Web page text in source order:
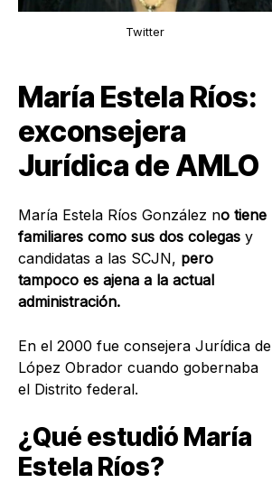
Twitter
María Estela Ríos:
exconsejera
Jurídica de AMLO
María Estela Ríos González no tiene
familiares como sus dos colegas y
candidatas a las SCJN, pero
tampoco es ajena a la actual
administración.
En el 2000 fue consejera Jurídica de
López Obrador cuando gobernaba
el Distrito federal.
¿Qué estudió María
Estela Ríos?